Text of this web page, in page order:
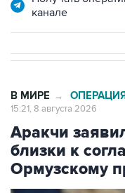
канале
В МИРЕ →
15:21, 8 августа 2026
Аракчи
близки к
Ормузскому